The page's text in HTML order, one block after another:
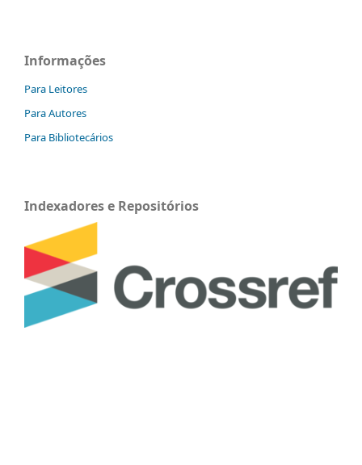
Informações
Para Leitores
Para Autores
Para Bibliotecários
Indexadores e Repositórios